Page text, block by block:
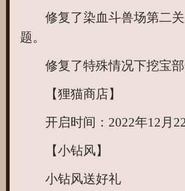
修复了染血斗兽场第二关
题。
修复了特殊情况下挖宝部
【狸猫商店】
开启时间：2022年12月22
【小钻风】
小钻风送好礼